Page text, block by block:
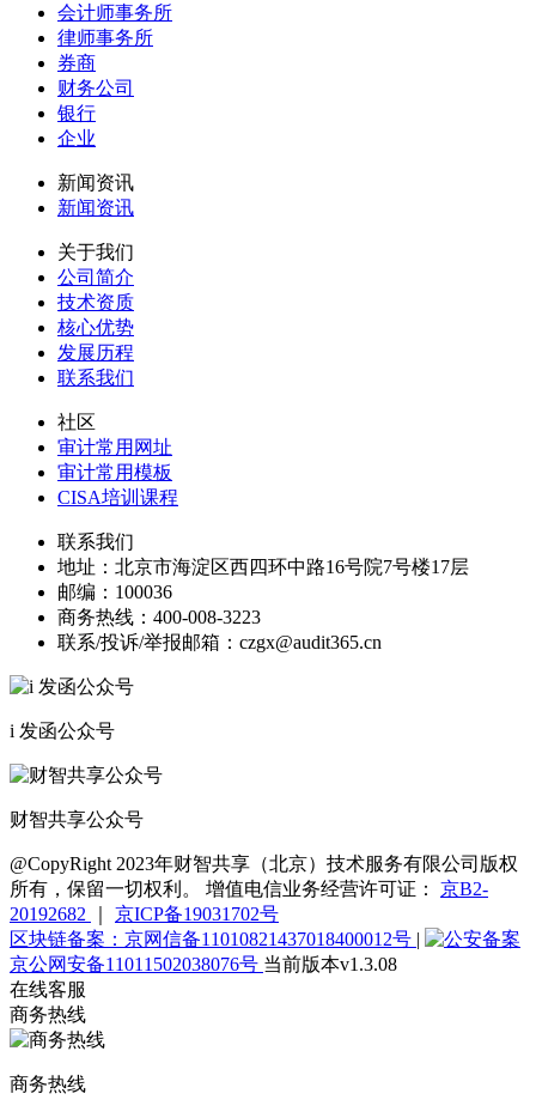
会计师事务所
律师事务所
券商
财务公司
银行
企业
新闻资讯
新闻资讯
关于我们
公司简介
技术资质
核心优势
发展历程
联系我们
社区
审计常用网址
审计常用模板
CISA培训课程
联系我们
地址： 北京市海淀区西四环中路16号院7号楼17层
邮编： 100036
商务热线： 400-008-3223
联系/投诉/举报邮箱： czgx@audit365.cn
i 发函公众号
财智共享公众号
@CopyRight 2023年财智共享（北京）技术服务有限公司版权
所有，保留一切权利。 增值电信业务经营许可证： 京B2-
20192682
京ICP备19031702号
区块链备案：京网信备11010821437018400012号 |
京公网安备11011502038076号 当前版本v1.3.08
在线客服
商务热线
商务热线